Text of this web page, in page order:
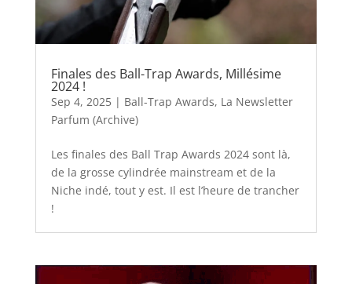
Finales des Ball-Trap Awards, Millésime
2024 !
Sep 4, 2025| Ball-Trap Awards, La Newsletter
Parfum (Archive)
Les finales des Ball Trap Awards 2024 sont là,
de la grosse cylindrée mainstream et de la
Niche indé, tout y est. Il est l’heure de trancher
!